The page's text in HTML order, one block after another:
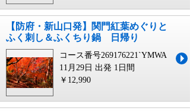
【防府・新山口発】関門紅葉めぐりと
ふく刺し＆ふくちり鍋 日帰り
コース番号269176221`YMWA
11月29日 出発 1日間
￥12,990